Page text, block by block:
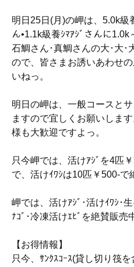
明日25日(月)の岬は、5.0k級
ん•1.1k級養ｼﾏｱｼﾞさんに
石鯛さん･真鯛さんの大･大･
ので、皆さまお誘いあわせ
いねっ。
明日の岬は、一般コースと
ますので宜しくお願いしま
様も大歓迎ですよっ。
只今岬では、活けｱｼﾞを4匹
で、活けｲﾜｼは10匹￥500-で
岬では、活けｱｼﾞ･活けｲﾜｼ･
ﾅｺﾞ･冷凍活けｴﾋﾞを絶賛販売
【お得情報】
只今、ｻﾝｸｽｺｰｽ(貸し切り筏